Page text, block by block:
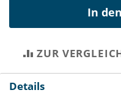
In
ZUR
Details